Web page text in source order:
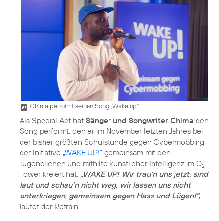
Chima performt seinen Song „Wake up“
Als Special Act hat Sänger und Songwriter Chima den
Song performt, den er im November letzten Jahres bei
der bisher größten Schulstunde gegen Cybermobbing
der Initiative „WAKE UP!“ gemeinsam mit den
Jugendlichen und mithilfe künstlicher Intelligenz im O2
Tower kreiert hat: „WAKE UP! Wir trau’n uns jetzt, sind
laut und schau’n nicht weg, wir lassen uns nicht
unterkriegen, gemeinsam gegen Hass und Lügen!“,
lautet der Refrain.